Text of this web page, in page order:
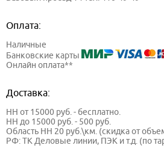
Оплата:
Наличные
Банковские карты
Онлайн оплата**
Доставка:
НН от 15000 руб. - бесплатно.
НН до 15000 руб. - 500 руб.
Область НН 20 руб.\км. (скидка от
РФ: ТК Деловые линии, ПЭК и т.д. (по